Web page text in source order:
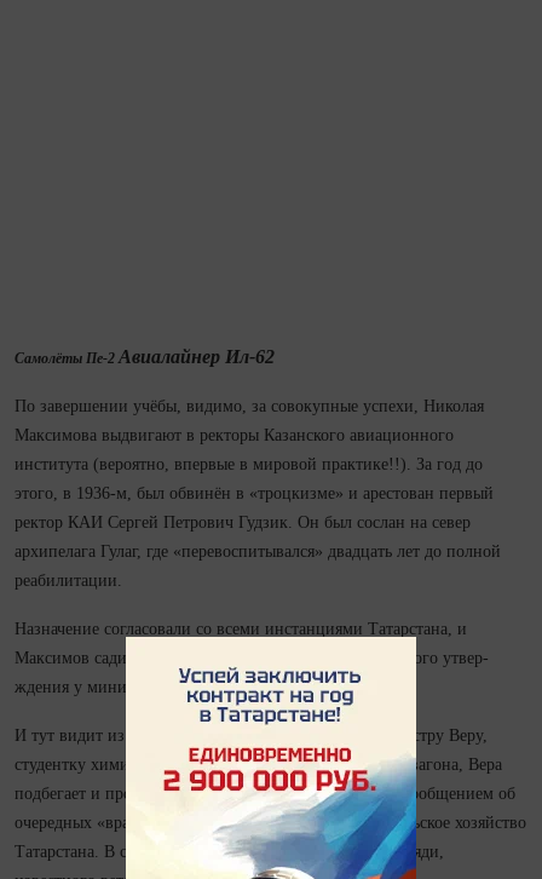
Самолёты Пе-2Авиалайнер Ил-62
По завершении учёбы, видимо, за совокупные успехи, Николая
Максимова выдвигают в ректоры Казанского авиационного
института (вероятно, впервые в мировой практике!!). За год до
этого, в 1936‑м, был обвинён в «троцкизме» и арестован первый
ректор КАИ Сергей Петрович Гудзик. Он был сослан на север
архипелага Гулаг, где «перевоспитывался» два­дцать лет до полной
реабилитации.
Назначение согласовали со всеми инстанциями Татарстана, и
Максимов садится в поезд на Москву для окончательного утвер­
ждения у министра.
И тут видит из окна вагона бегущую по платформе сестру Веру,
студентку химико‑технологического. Выскакивает из вагона, Вера
подбегает и протягивает газету «Красная Татария» с сообщением об
очередных «врагах народа», которые пробрались в сельское хозяйство
Татарстана. В списке вредителей - фамилия родного дяди,